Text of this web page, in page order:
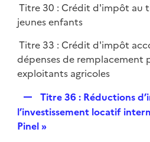
l
i
e
r
Titre 30 : Crédit d'impôt au
jeunes enfants
Titre 33 : Crédit d'impôt
dépenses de remplacement
exploitants agricoles
e
p
Titre 36 : Réductions
l’investissement locatif
Pinel »